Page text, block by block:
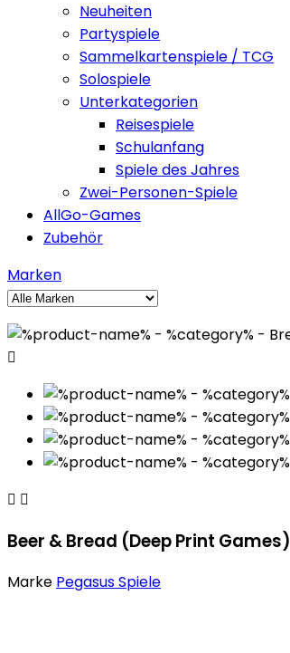
Neuheiten
Partyspiele
Sammelkartenspiele / TCG
Solospiele
Unterkategorien
Reisespiele
Schulanfang
Spiele des Jahres
Zwei-Personen-Spiele
AllGo-Games
Zubehör
Marken

 
Beer & Bread (Deep Print Games)
Marke Pegasus Spiele